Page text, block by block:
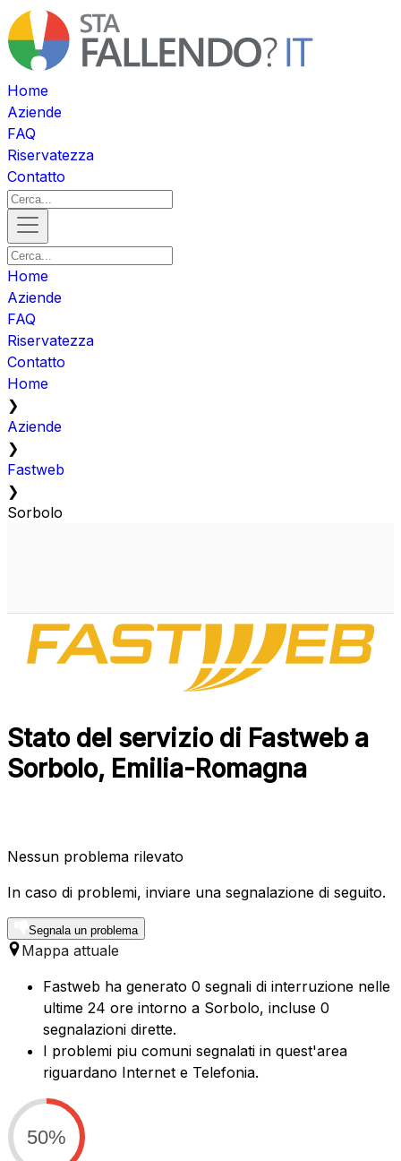
Home
Aziende
FAQ
Riservatezza
Contatto
Home
Aziende
FAQ
Riservatezza
Contatto
Home
❯
Aziende
❯
Fastweb
❯
Sorbolo
Stato del servizio di Fastweb a
Sorbolo, Emilia-Romagna
Nessun problema rilevato
In caso di problemi, inviare una segnalazione di seguito.
Segnala un problema
Mappa attuale
Fastweb ha generato 0 segnali di interruzione nelle
ultime 24 ore intorno a Sorbolo, incluse 0
segnalazioni dirette.
I problemi piu comuni segnalati in quest'area
riguardano Internet e Telefonia.
50%